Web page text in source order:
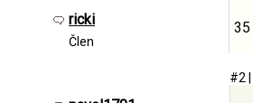
ricki
Člen
35
#2